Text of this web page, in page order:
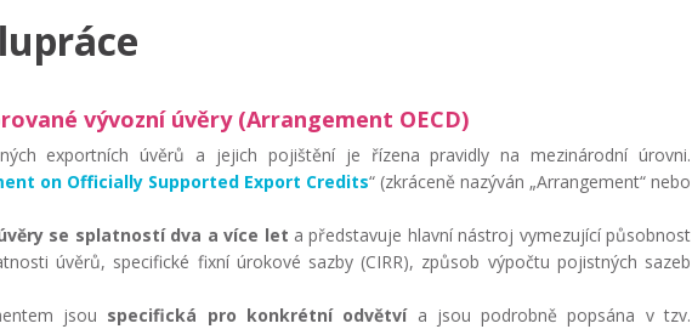
vývozní úvěry (Arrangement OECD)
exportních úvěrů a jejich pojištění je řízena pravidly na mezinárodní úrovni.
on Officially Supported Export Credits“ (zkráceně nazýván „Arrangement“ nebo
se splatností dva a více let a představuje hlavní nástroj vymezující působnost
úvěrů, specifické fixní úrokové sazby (CIRR), způsob výpočtu pojistných sazeb
jsou specifická pro konkrétní odvětví a jsou podrobně popsána v tzv.